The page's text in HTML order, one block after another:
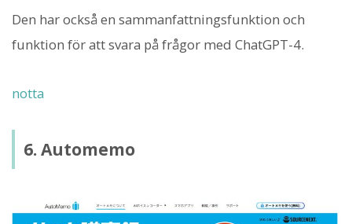
Den har också en sammanfattningsfunktion och
funktion för att svara på frågor med ChatGPT-4.
notta
6. Automemo